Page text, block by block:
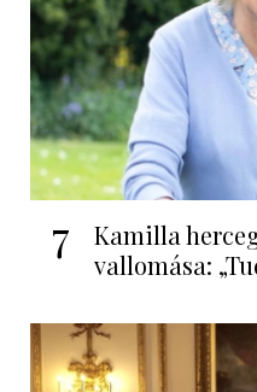
7
Kamilla
vallomása: